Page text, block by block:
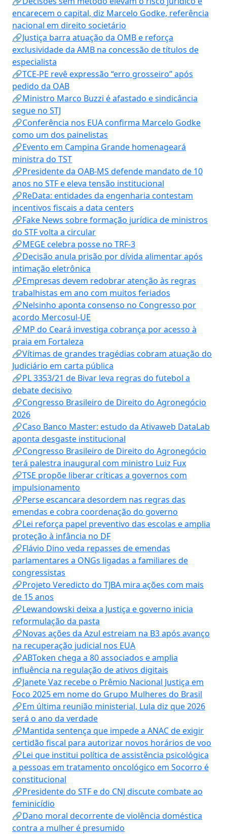
encarecem o capital, diz Marcelo Godke, referência
nacional em direito societário
🔗Justiça barra atuação da OMB e reforça
exclusividade da AMB na concessão de títulos de
especialista
🔗TCE-PE revê expressão “erro grosseiro” após
pedido da OAB
🔗Ministro Marco Buzzi é afastado e sindicância
segue no STJ
🔗Conferência nos EUA confirma Marcelo Godke
como um dos painelistas
🔗Evento em Campina Grande homenageará
ministra do TST
🔗Presidente da OAB-MS defende mandato de 10
anos no STF e eleva tensão institucional
🔗ReData: entidades da engenharia contestam
incentivos fiscais a data centers
🔗Fake News sobre formação jurídica de ministros
do STF volta a circular
🔗MEGE celebra posse no TRF-3
🔗Decisão anula prisão por dívida alimentar após
intimação eletrônica
🔗Empresas devem redobrar atenção às regras
trabalhistas em ano com muitos feriados
🔗Nelsinho aponta consenso no Congresso por
acordo Mercosul-UE
🔗MP do Ceará investiga cobrança por acesso à
praia em Fortaleza
🔗Vítimas de grandes tragédias cobram atuação do
Judiciário em carta pública
🔗PL 3353/21 de Bivar leva regras do futebol a
debate decisivo
🔗Congresso Brasileiro de Direito do Agronegócio
2026
🔗Caso Banco Master: estudo da Ativaweb DataLab
aponta desgaste institucional
🔗Congresso Brasileiro de Direito do Agronegócio
terá palestra inaugural com ministro Luiz Fux
🔗TSE propõe liberar críticas a governos com
impulsionamento
🔗Perse escancara desordem nas regras das
emendas e cobra coordenação do governo
🔗Lei reforça papel preventivo das escolas e amplia
proteção à infância no DF
🔗Flávio Dino veda repasses de emendas
parlamentares a ONGs ligadas a familiares de
congressistas
🔗Projeto Veredicto do TJBA mira ações com mais
de 15 anos
🔗Lewandowski deixa a Justiça e governo inicia
reformulação da pasta
🔗Novas ações da Azul estreiam na B3 após avanço
na recuperação judicial nos EUA
🔗ABToken chega a 80 associados e amplia
influência na regulação de ativos digitais
🔗Janete Vaz recebe o Prêmio Nacional Justiça em
Foco 2025 em nome do Grupo Mulheres do Brasil
🔗Em última reunião ministerial, Lula diz que 2026
será o ano da verdade
🔗Mantida sentença que impede a ANAC de exigir
certidão fiscal para autorizar novos horários de voo
🔗Lei que institui política de assistência psicológica
a pessoas em tratamento oncológico em Socorro é
constitucional
🔗Presidente do STF e do CNJ discute combate ao
feminicídio
🔗Dano moral decorrente de violência doméstica
contra a mulher é presumido